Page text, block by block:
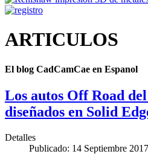
ARTICULOS
El blog CadCamCae en Espanol
Los autos Off Road
diseñados en Solid
Detalles
Publicado: 14 Septiembre 2017